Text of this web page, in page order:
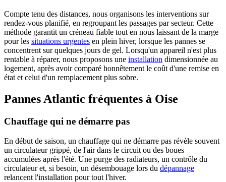
Compte tenu des distances, nous organisons les interventions sur
rendez-vous planifié, en regroupant les passages par secteur. Cette
méthode garantit un créneau fiable tout en nous laissant de la marge
pour les situations urgentes en plein hiver, lorsque les pannes se
concentrent sur quelques jours de gel. Lorsqu'un appareil n'est plus
rentable à réparer, nous proposons une installation dimensionnée au
logement, après avoir comparé honnêtement le coût d'une remise en
état et celui d'un remplacement plus sobre.
Pannes Atlantic fréquentes à Oise
Chauffage qui ne démarre pas
En début de saison, un chauffage qui ne démarre pas révèle souvent
un circulateur grippé, de l'air dans le circuit ou des boues
accumulées après l'été. Une purge des radiateurs, un contrôle du
circulateur et, si besoin, un désembouage lors du dépannage
relancent l'installation pour tout l'hiver.